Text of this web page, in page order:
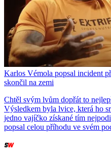
Karlos Vémola popsal incident
skončil na zemi
Chtěl svým lvům dopřát to
Výsledkem byla lvice, která ho
jedno vajíčko získané tím
popsal celou příhodu ve svém